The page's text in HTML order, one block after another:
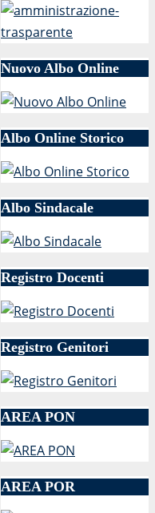
Nuovo Albo Online
Albo Online Storico
Albo Sindacale
Registro Docenti
Registro Genitori
AREA PON
AREA POR